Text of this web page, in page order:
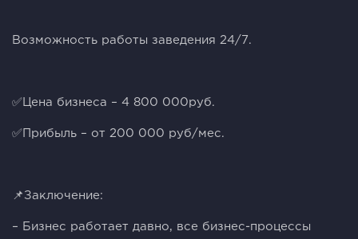
Возможность работы заведения 24/7.
✅Цена бизнеса – 4 800 000руб.
✅Прибыль – от 200 000 руб/мес.
📌Заключение:
– Бизнес работает давно, все бизнес-процессы